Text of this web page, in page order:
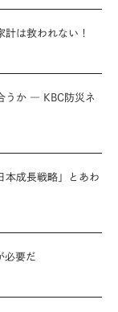
は救われない！
うか ― KBC防災ネ
本成長戦略」とあわ
必要だ